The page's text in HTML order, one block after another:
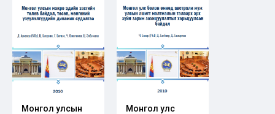
Монгол улсын
Монгол улс